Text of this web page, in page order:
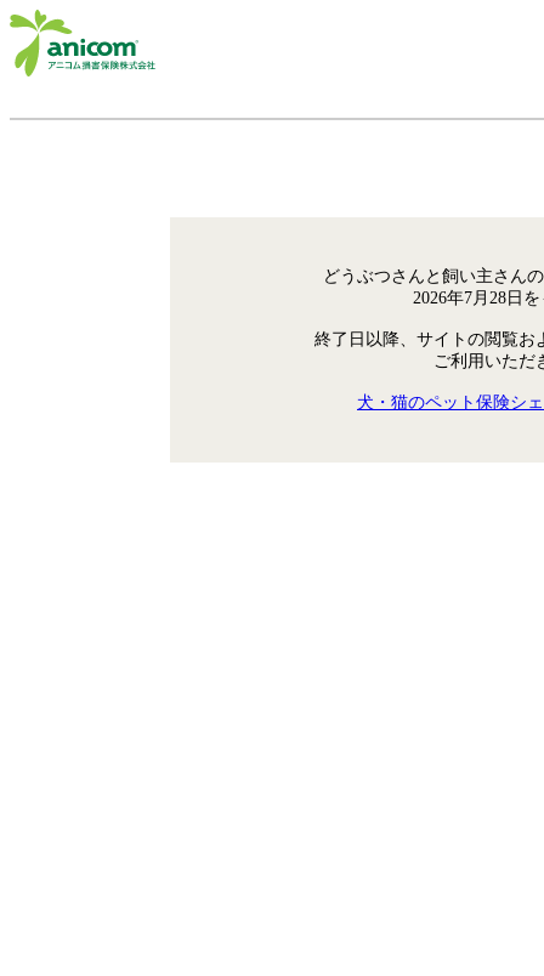
どうぶつさんと飼い主さん
2026年7月28日
終了日以降、サイトの閲覧お
ご利用いただ
犬・猫のペット保険シ